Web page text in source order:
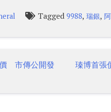
Tagged9988,瑞銀,
價 市傳公開發
瑧博首張